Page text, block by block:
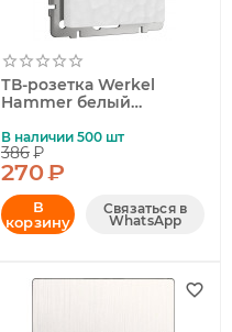
ТВ-розетка Werkel
Hammer белый
В наличии 500 шт
386₽
270₽
В
корзину
Связаться в
WhatsApp